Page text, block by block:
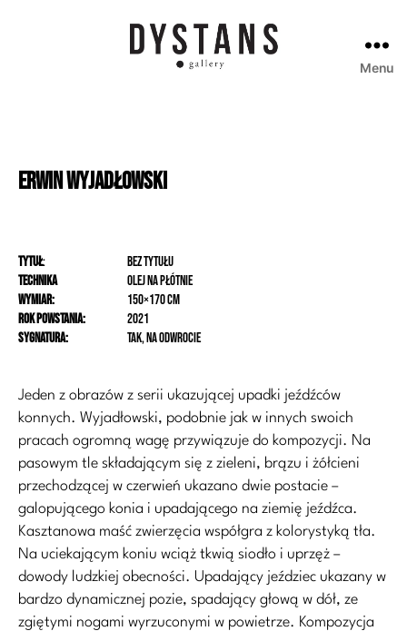
Menu
ErwinWyjadłowski
Tytuł:
bez tytułu
Technika
olej na płótnie
Wymiar:
150×170 cm
Rok powstania:
2021
Sygnatura:
tak, na odwrocie
Jeden z obrazów z serii ukazującej upadki jeźdźców
konnych. Wyjadłowski, podobnie jak w innych swoich
pracach ogromną wagę przywiązuje do kompozycji. Na
pasowym tle składającym się z zieleni, brązu i żółcieni
przechodzącej w czerwień ukazano dwie postacie –
galopującego konia i upadającego na ziemię jeźdźca.
Kasztanowa maść zwierzęcia współgra z kolorystyką tła.
Na uciekającym koniu wciąż tkwią siodło i uprzęż –
dowody ludzkiej obecności. Upadający jeździec ukazany w
bardzo dynamicznej pozie, spadający głową w dół, ze
zgiętymi nogami wyrzuconymi w powietrze. Kompozycja